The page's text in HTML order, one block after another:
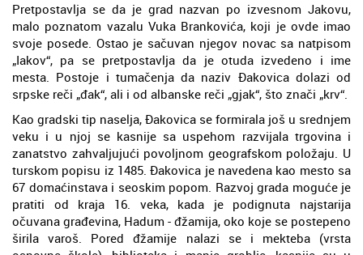
Pretpostavlja se da je grad nazvan po izvesnom Jakovu,
malo poznatom vazalu Vuka Brankovića, koji je ovde imao
svoje posede. Ostao je sačuvan njegov novac sa natpisom
„Iakov“, pa se pretpostavlja da je otuda izvedeno i ime
mesta. Postoje i tumačenja da naziv Đakovica dolazi od
srpske reči „đak“, ali i od albanske reči „gjak“, što znači „krv“.
Kao gradski tip naselja, Đakovica se formirala još u srednjem
veku i u njoj se kasnije sa uspehom razvijala trgovina i
zanatstvo zahvaljujući povoljnom geografskom položaju. U
turskom popisu iz 1485. Đakovica je navedena kao mesto sa
67 domaćinstava i seoskim popom. Razvoj grada moguće je
pratiti od kraja 16. veka, kada je podignuta najstarija
očuvana građevina, Hadum - đžamija, oko koje se postepeno
širila varoš. Pored đžamije nalazi se i mekteba (vrsta